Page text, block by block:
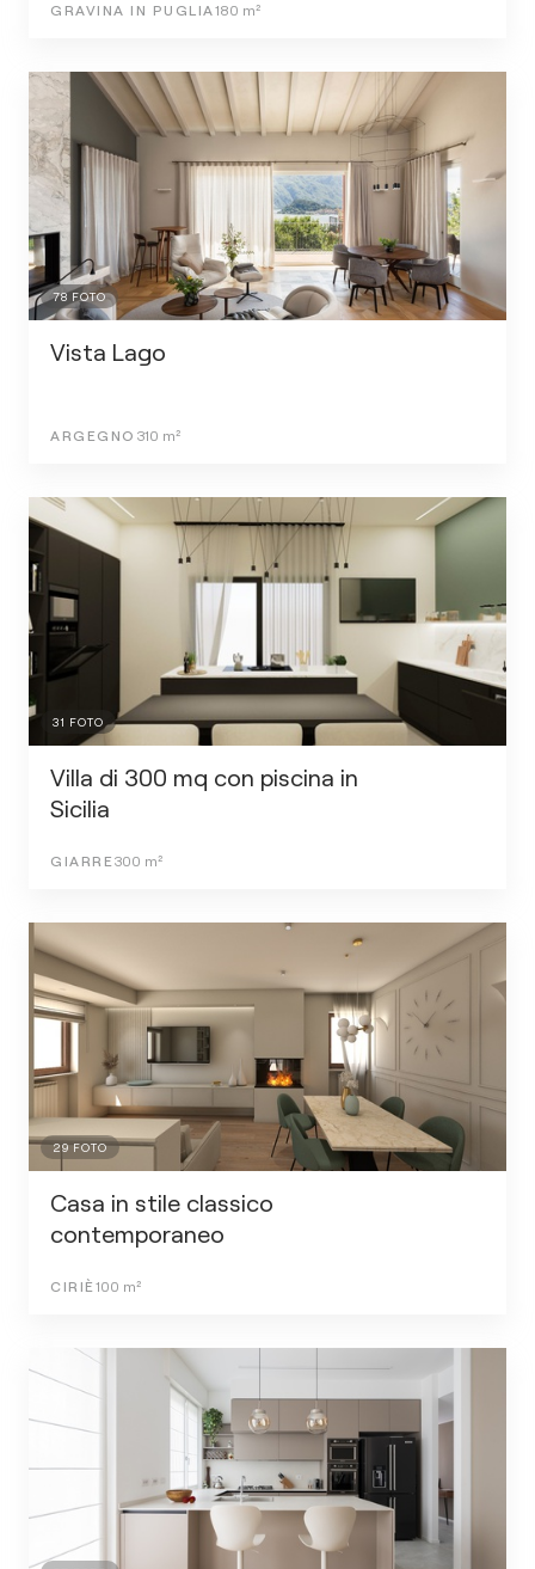
GRAVINA IN PUGLIA 180 m²
78FOTO
Vista Lago
ARGEGNO 310 m²
31 FOTO
Villa di 300 mq con piscina in
Sicilia
GIARRE 300 m²
29FOTO
Casa in stile classico
contemporaneo
CIRIÈ 100 m²